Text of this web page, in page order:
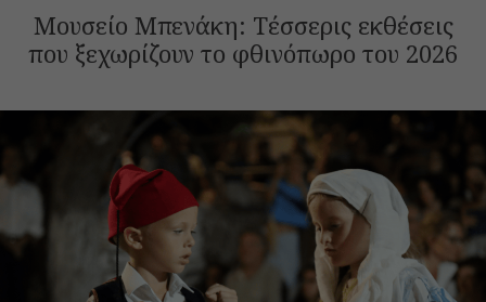
Μουσείο Μπενάκη: Τέσσερις εκθέσεις
που ξεχωρίζουν το φθινόπωρο του 2026